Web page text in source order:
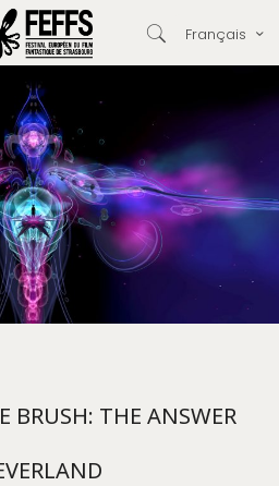
Français
BRUSH: THE ANSWER